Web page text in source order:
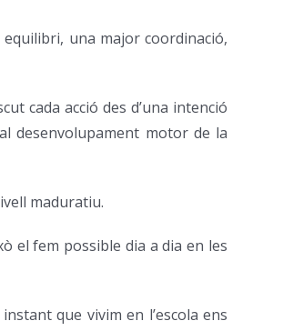
una major coordinació,
cada acció des d’una intenció
desenvolupament motor de la
maduratiu.
el fem possible dia a dia en les
que vivim en l’escola ens